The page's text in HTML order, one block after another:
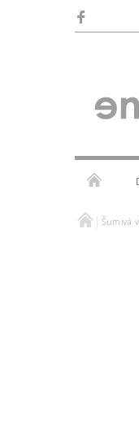
Šumivá